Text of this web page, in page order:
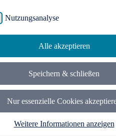
Nutzungsanalyse
Alle akzeptieren
Speichern & schließen
Nur essenzielle Cookies
Weitere Informationen anzeigen
eine Bühne